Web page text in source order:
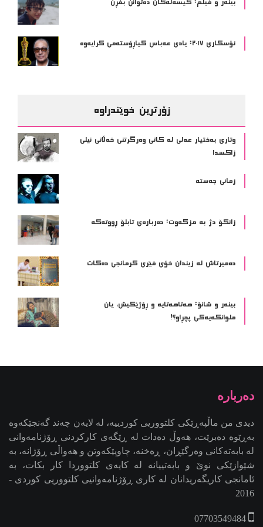
ئۆسكاری ٢٠١٧: یادی عەباس کیاڕۆستەمی کرایەوە
زۆرترین خوێندراوە
وتاری بەختیار عەلی لە کاتی وەرگرتنی خەڵاتی نیلی
زاکسدا
زمانی جەستە
زانکۆ دژ بە مزگەوت: دەربارەى تابلۆ ڕووتەکە
ده‌میرتاش له‌ زیندان خۆی فێری كرمانجی ده‌كات
بینەر و شانۆ: هەتاھەتایە و ڕۆژێکیش، یان
ملوانکەیەکی پچڕاو؟!
دیدی من ماڵپەڕێکی کلتووریی کوردییە، لە لایەن چەند گەنجێكه‌وه‌
بەڕێوە دەبرێت، هەوڵ دەدات لە ڕێگەی کارکردنی ڕۆژنامەوانی
لە بابەتەکانی وەرگێڕان، ڕەخنە، چاوپێکەوتن و هەواڵی ڕۆژانە، بە
شێوازێکی نوێ و بابەتییانە لە کایەی کلتووردا کار بکات، بە
ئامانجی کاریگەریدانان لە کاری ڕۆژنامەوانیی کلتووریی کوردی -
2016
07703549484